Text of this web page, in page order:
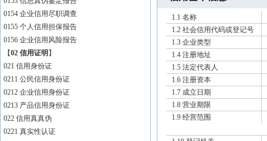
0154 企业信用尽职调查
0155 个人信用担保报告
0156 企业信用风险报告
【02 信用证明 】
021 信用身份证
0211 公民信用身份证
0212 企业信用身份证
0213 产品信用身份证
022 信用真真伪
0221 真实性认证
1.1 名称
1.2 社会信用代码或登记号
1.3 企业类型
1.4 注册地址
1.5 法定代表人
1.6 注册资本
1.7 成立日期
1.8 营业期限
1.9 经营范围